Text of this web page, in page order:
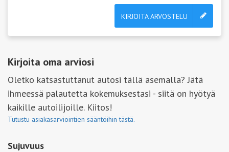
KIRJOITA ARVOSTELU
Kirjoita oma arviosi
Oletko katsastuttanut autosi tällä asemalla? Jätä
ihmeessä palautetta kokemuksestasi - siitä on hyötyä
kaikille autoilijoille. Kiitos!
Tutustu asiakasarviointien sääntöihin tästä.
Sujuvuus